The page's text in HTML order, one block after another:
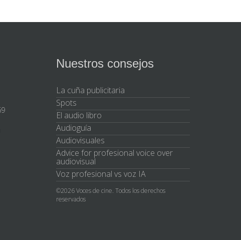
Nuestros consejos
La cuña publicitaria
Spots
El audio libro
Audioguía
Audiovisuales
Advice for profesional voice over
audiovisual
Voz profesional vs voz IA
©2026 Voces de cine. Todos los derechos
reservados